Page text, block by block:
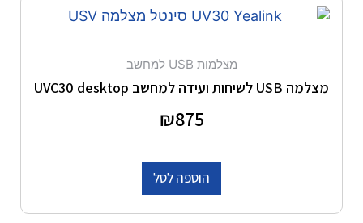
מצלמות USB למחשב
מצלמה USB לשיחות ועידה למחשב UVC30 desktop
₪875
הוספה לסל